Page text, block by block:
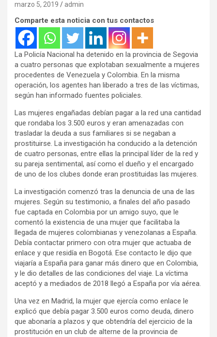
marzo 5, 2019 admin
Comparte esta noticia con tus contactos
La Policía Nacional ha detenido en la provincia de Segovia
a cuatro personas que explotaban sexualmente a mujeres
procedentes de Venezuela y Colombia. En la misma
operación, los agentes han liberado a tres de las víctimas,
según han informado fuentes policiales.
Las mujeres engañadas debían pagar a la red una cantidad
que rondaba los 3.500 euros y eran amenazadas con
trasladar la deuda a sus familiares si se negaban a
prostituirse. La investigación ha conducido a la detención
de cuatro personas, entre ellas la principal líder de la red y
su pareja sentimental, así como el dueño y el encargado
de uno de los clubes donde eran prostituidas las mujeres.
La investigación comenzó tras la denuncia de una de las
mujeres. Según su testimonio, a finales del año pasado
fue captada en Colombia por un amigo suyo, que le
comentó la existencia de una mujer que facilitaba la
llegada de mujeres colombianas y venezolanas a España.
Debía contactar primero con otra mujer que actuaba de
enlace y que residía en Bogotá. Ese contacto le dijo que
viajaría a España para ganar más dinero que en Colombia,
y le dio detalles de las condiciones del viaje. La víctima
aceptó y a mediados de 2018 llegó a España por vía aérea.
Una vez en Madrid, la mujer que ejercía como enlace le
explicó que debía pagar 3.500 euros como deuda, dinero
que abonaría a plazos y que obtendría del ejercicio de la
prostitución en un club de alterne de la provincia de